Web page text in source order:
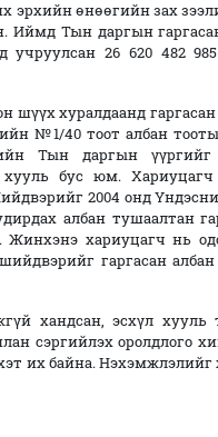
өнөөгийн зах
Иймд Тын даргын
26 620 482
хуралдаанд гаргасан
№1/40 тоот албан
Тын даргын
хууль бус юм.
2004 онд
албан тушаалтан
Жинхэнэ хариуцагч нь
гаргасан
хандсан, эсхүл хууль
сэргийлэх оролдлого
их байна. Нэхэмжлэлийг